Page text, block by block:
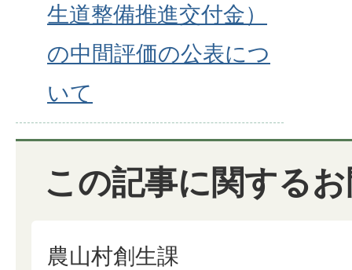
生道整備推進交付金）
の中間評価の公表につ
いて
この記事に関する
農山村創生課